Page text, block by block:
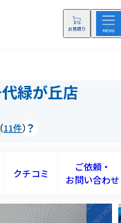
うじ本舗 八千代緑が丘店(ヤチヨ
緑が丘店
11件
クチコミ
ご依頼・
お問い合わせ